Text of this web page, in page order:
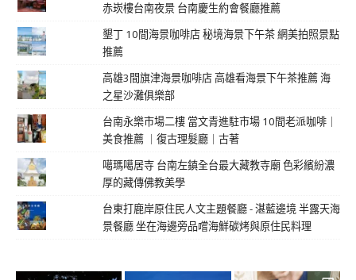
赤崁樓台南夜景 台南慶生約會餐廳推薦
墾丁 10間海景咖啡店 秘境海景下午茶 網美拍照景點
推薦
高雄3間旗津海景咖啡店 高雄看海景下午茶推薦 海
之星沙灘俱樂部
台南永樂市場二樓 當文青進駐市場 10間老派咖啡｜
美食推薦 ｜復古理髮廳｜古著
噶瑪噶居寺 台南左鎮全台最大藏教寺廟 色彩繽紛濃
厚的藏傳佛教美學
台東打鹿岸原住民人文主題餐廳 - 湛藍邊境 半露天海
景餐廳 坐在海邊旁品嚐海鮮碳烤與原住民料理